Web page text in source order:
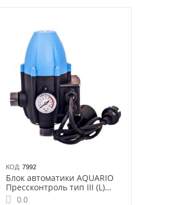
КОД: 7992
Блок автоматики AQUARIO
Прессконтроль тип III (L)
-2019 (6317)
0.0